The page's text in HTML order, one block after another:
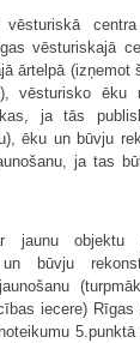
centra
vēsturiskajā
ārtelpā (izņemot
vēsturisko ēku
ja tās
ēku un būvju
ja tas
jaunu objektu
un būvju
iecere) Rīgas